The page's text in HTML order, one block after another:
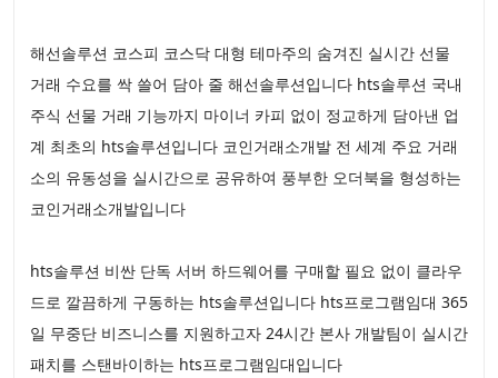
해선솔루션 코스피 코스닥 대형 테마주의 숨겨진 실시간 선물
거래 수요를 싹 쓸어 담아 줄 해선솔루션입니다 hts솔루션 국내
주식 선물 거래 기능까지 마이너 카피 없이 정교하게 담아낸 업
계 최초의 hts솔루션입니다 코인거래소개발 전 세계 주요 거래
소의 유동성을 실시간으로 공유하여 풍부한 오더북을 형성하는
코인거래소개발입니다
hts솔루션 비싼 단독 서버 하드웨어를 구매할 필요 없이 클라우
드로 깔끔하게 구동하는 hts솔루션입니다 hts프로그램임대 365
일 무중단 비즈니스를 지원하고자 24시간 본사 개발팀이 실시간
패치를 스탠바이하는 hts프로그램임대입니다